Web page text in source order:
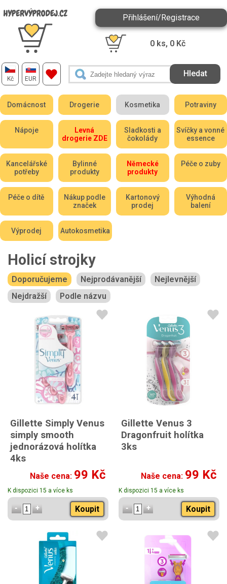
Kč EUR
Přihlášení/Registrace
0 ks, 0 Kč
Domácnost Drogerie Kosmetika Potraviny
Nápoje
Levná
drogerie ZDE
Sladkosti a
čokolády
Svíčky a vonné
essence
Kancelářské
potřeby
Bylinné
produkty
Německé
produkty
Péče o zuby
Péče o dítě
Nákup podle
značek
Kartonový
prodej
Výhodná
balení
Výprodej Autokosmetika
Holicí strojky
Doporučujeme Nejprodávanější
Nejlevnější
Nejdražší
Podle názvu
Gillette Simply Venus
simply smooth
jednorázová holítka
4ks
Naše cena: 99 Kč
K dispozici 15 a více ks
Koupit
Gillette Venus 3
Dragonfruit holítka
3ks
Naše cena: 99 Kč
K dispozici 15 a více ks
Koupit